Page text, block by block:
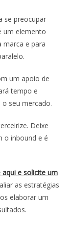
se preocupar
um elemento
marca e para
um apoio de
tempo e
seu mercado.
Deixe
o inbound e é
aqui e solicite um
as estratégias
elaborar um